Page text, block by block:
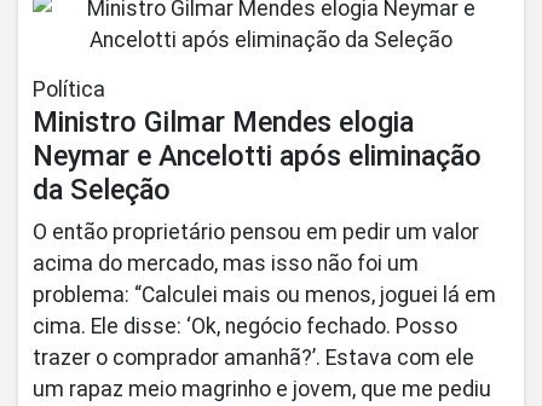
Política
Ministro Gilmar Mendes elogia
Neymar e Ancelotti após eliminação
da Seleção
O então proprietário pensou em pedir um valor
acima do mercado, mas isso não foi um
problema: “Calculei mais ou menos, joguei lá em
cima. Ele disse: ‘Ok, negócio fechado. Posso
trazer o comprador amanhã?’. Estava com ele
um rapaz meio magrinho e jovem, que me pediu